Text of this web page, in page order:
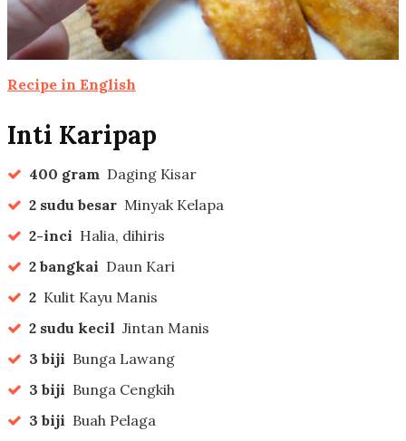
Recipe in English
Inti Karipap
400 gram Daging Kisar
2 sudu besar Minyak Kelapa
2-inci Halia, dihiris
2 bangkai Daun Kari
2 Kulit Kayu Manis
2 sudu kecil Jintan Manis
3 biji Bunga Lawang
3 biji Bunga Cengkih
3 biji Buah Pelaga